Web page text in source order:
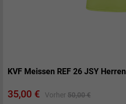
KVF Meissen REF 26 JSY Herren
Preis
35,00 € Vorher Verkaufspreis
50,00 €